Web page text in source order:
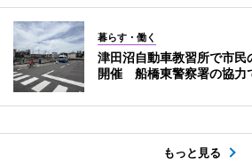
暮らす・働く
津田沼自動車教習所で市民
開催 船橋東警察署の協力
もっと見る